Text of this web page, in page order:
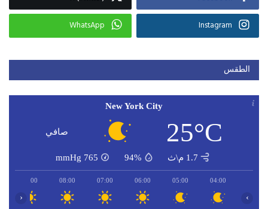
Instagram
WhatsApp
الطقس
New York City
25°C صافي
1.7 م\ث 94%
765
mmHg
04:00
05:00
06:00
07:00
08:00
09:00
‹ ›